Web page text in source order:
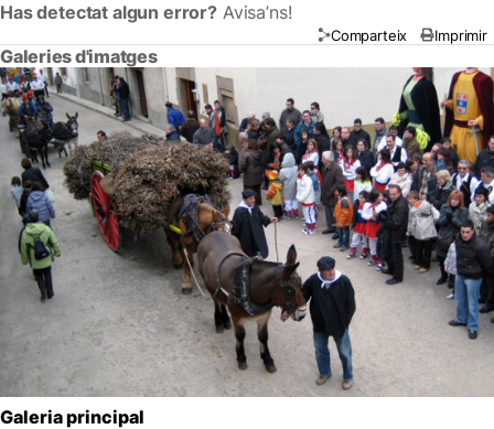
Has detectat algun error? Avisa’ns!
Comparteix Imprimir
Galeries d'imatges
Galeria principal